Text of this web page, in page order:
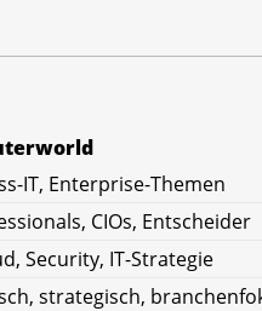
IT, Enterprise-Themen
CIOs, Entscheider
Security, IT-Strategie
strategisch,